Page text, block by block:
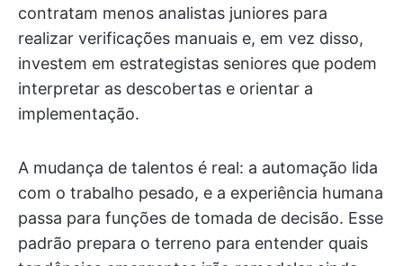
contratam menos analistas juniores para
realizar verificações manuais e, em vez disso,
investem em estrategistas seniores que podem
interpretar as descobertas e orientar a
implementação.
A mudança de talentos é real: a automação lida
com o trabalho pesado, e a experiência humana
passa para funções de tomada de decisão. Esse
padrão prepara o terreno para entender quais